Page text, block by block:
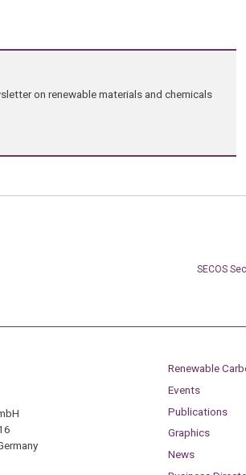
on renewable materials and chemicals
SECOS
Renewable
Events
Publications
Graphics
News